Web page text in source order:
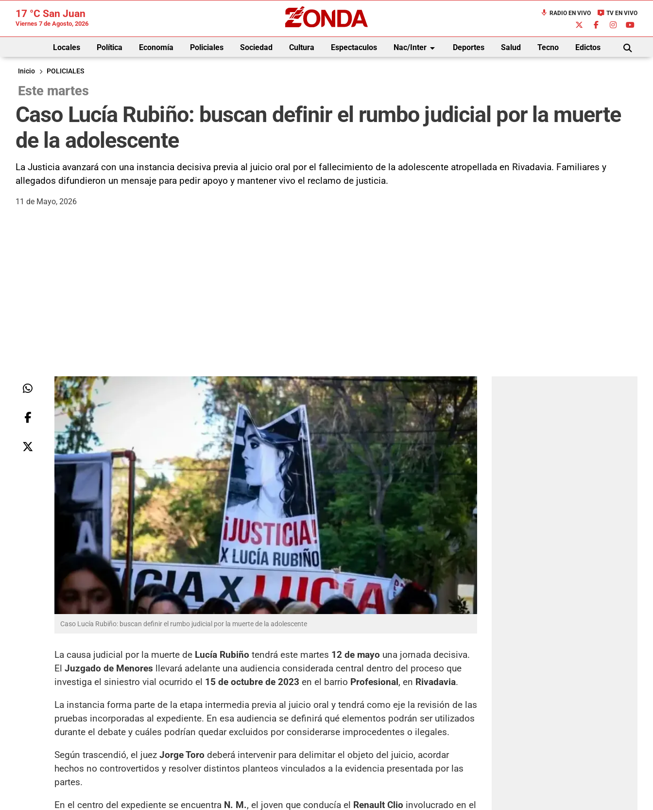
17 °C San Juan
Viernes 7 de Agosto, 2026
mic RADIO EN VIVO live_tv TV EN VIVO
Locales Política Economía Policiales Sociedad Cultura Espectaculos Nac/Interarrow_drop_down Deportes Salud Tecno Edictos
BUSCAR
Inicio
POLICIALES
Este martes
Caso Lucía Rubiño: buscan definir el rumbo judicial por la muerte
de la adolescente
La Justicia avanzará con una instancia decisiva previa al juicio oral por el fallecimiento de la adolescente atropellada en Rivadavia. Familiares y
allegados difundieron un mensaje para pedir apoyo y mantener vivo el reclamo de justicia.
11 de Mayo, 2026
Caso Lucía Rubiño: buscan definir el rumbo judicial por la muerte de la adolescente
La causa judicial por la muerte de Lucía Rubiño tendrá este martes 12 de mayo una jornada decisiva.
El Juzgado de Menores llevará adelante una audiencia considerada central dentro del proceso que
investiga el siniestro vial ocurrido el 15 de octubre de 2023 en el barrio Profesional, en Rivadavia.
La instancia forma parte de la etapa intermedia previa al juicio oral y tendrá como eje la revisión de las
pruebas incorporadas al expediente. En esa audiencia se definirá qué elementos podrán ser utilizados
durante el debate y cuáles podrían quedar excluidos por considerarse improcedentes o ilegales.
Según trascendió, el juez Jorge Toro deberá intervenir para delimitar el objeto del juicio, acordar
hechos no controvertidos y resolver distintos planteos vinculados a la evidencia presentada por las
partes.
En el centro del expediente se encuentra N. M., el joven que conducía el Renault Clio involucrado en el